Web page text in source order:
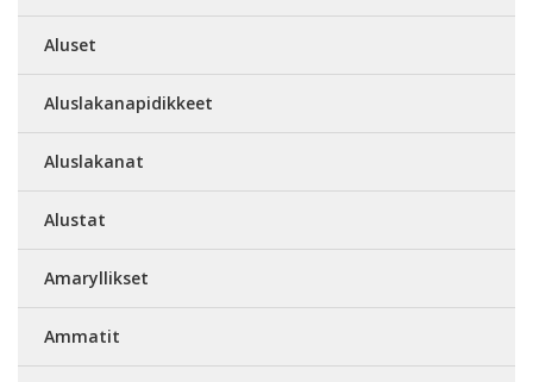
Aluset
Aluslakanapidikkeet
Aluslakanat
Alustat
Amaryllikset
Ammatit